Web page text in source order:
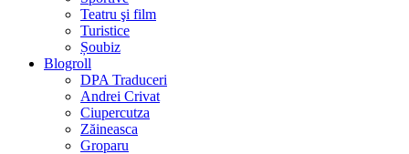
Teatru şi film
Turistice
Șoubiz
Blogroll
DPA Traduceri
Andrei Crivat
Ciupercutza
Zăineasca
Groparu